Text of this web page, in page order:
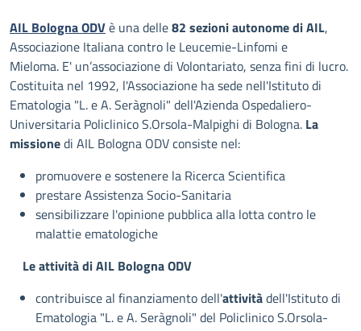
Descrizione
AIL Bologna ODVè una delle82 sezioni autonome di AIL,
Associazione Italiana contro le Leucemie-Linfomi e
Mieloma. E' un’associazione di Volontariato, senza fini di lucro.
Costituita nel 1992, l'Associazione ha sede nell'Istituto di
Ematologia "L. e A. Seràgnoli" dell'Azienda Ospedaliero-
Universitaria Policlinico S.Orsola-Malpighi di Bologna. La
missionedi AIL Bologna ODV consiste nel:
promuovere e sostenere la Ricerca Scientifica
prestare Assistenza Socio-Sanitaria
sensibilizzare l'opinione pubblica alla lotta contro le
malattie ematologiche
Le attività di AIL Bologna ODV
contribuisce al finanziamento dell'attivitàdell'Istituto di
Ematologia "L. e A. Seràgnoli" del Policlinico S.Orsola-